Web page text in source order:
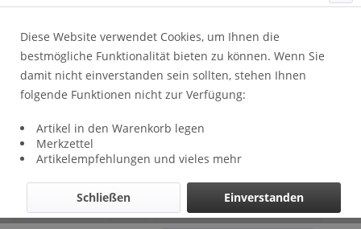
Farben Bild 14
Diese Website verwendet Cookies, um Ihnen die
bestmögliche Funktionalität bieten zu können. Wenn Sie
damit nicht einverstanden sein sollten, stehen Ihnen
folgende Funktionen nicht zur Verfügung:
Artikel in den Warenkorb legen
Merkzettel
Artikelempfehlungen und vieles mehr
Einverstanden
Schließen